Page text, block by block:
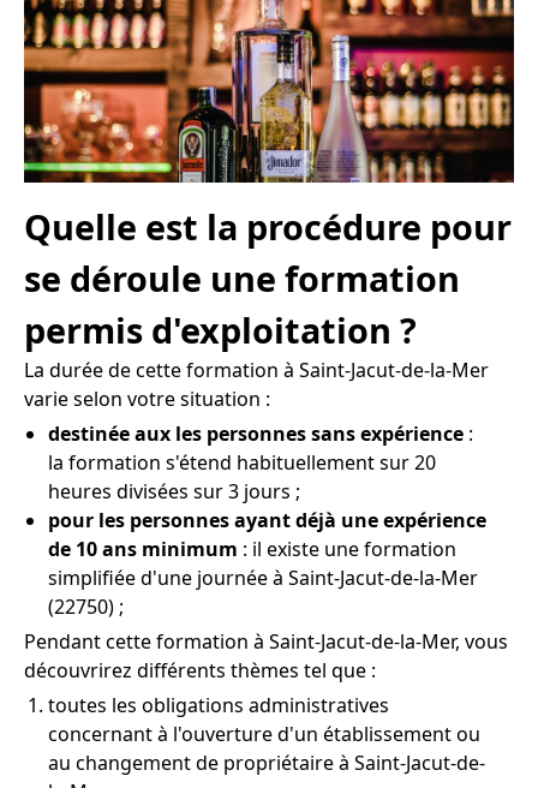
Quelle est la procédure pour
se déroule une formation
permis d'exploitation ?
La durée de cette formation à Saint-Jacut-de-la-Mer
varie selon votre situation :
destinée aux les personnes sans expérience :
la formation s'étend habituellement sur 20
heures divisées sur 3 jours ;
pour les personnes ayant déjà une expérience
de 10 ans minimum : il existe une formation
simplifiée d'une journée à Saint-Jacut-de-la-Mer
(22750) ;
Pendant cette formation à Saint-Jacut-de-la-Mer, vous
découvrirez différents thèmes tel que :
toutes les obligations administratives
concernant à l'ouverture d'un établissement ou
au changement de propriétaire à Saint-Jacut-de-